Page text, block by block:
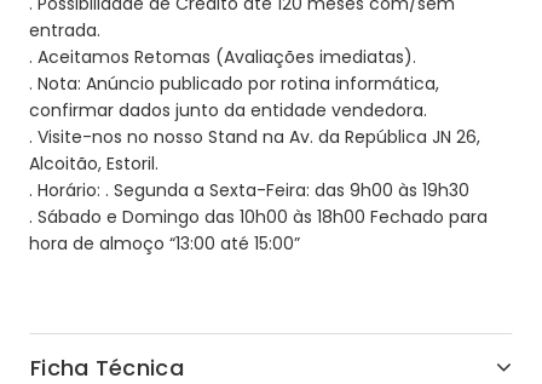
entrada.
. Aceitamos Retomas (Avaliações imediatas).
. Nota: Anúncio publicado por rotina informática,
confirmar dados junto da entidade vendedora.
. Visite-nos no nosso Stand na Av. da República JN 26,
Alcoitão, Estoril.
. Horário: . Segunda a Sexta-Feira: das 9h00 às 19h30
. Sábado e Domingo das 10h00 às 18h00 Fechado para
hora de almoço “13:00 até 15:00”
Ficha Técnica